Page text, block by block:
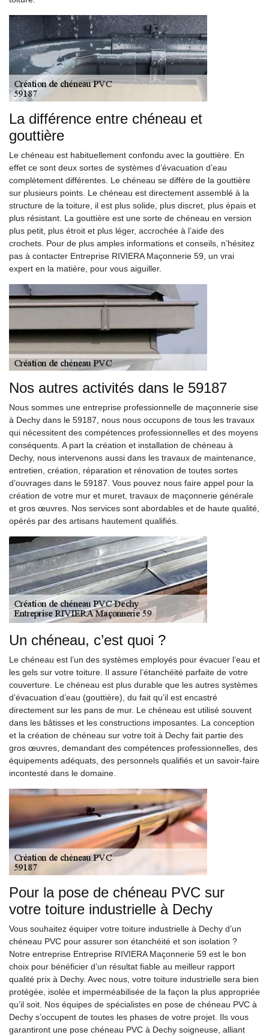
La différence entre chéneau et
gouttière
Le chéneau est habituellement confondu avec la gouttière. En
effet ce sont deux sortes de systèmes d’évacuation d’eau
complètement différentes. Le chéneau se diffère de la gouttière
sur plusieurs points. Le chéneau est directement assemblé à la
structure de la toiture, il est plus solide, plus discret, plus épais et
plus résistant. La gouttière est une sorte de chéneau en version
plus petit, plus étroit et plus léger, accrochée à l’aide des
crochets. Pour de plus amples informations et conseils, n’hésitez
pas à contacter Entreprise RIVIERA Maçonnerie 59, un vrai
expert en la matière, pour vous aiguiller.
Nos autres activités dans le 59187
Nous sommes une entreprise professionnelle de maçonnerie sise
à Dechy dans le 59187, nous nous occupons de tous les travaux
qui nécessitent des compétences professionnelles et des moyens
conséquents. A part la création et installation de chéneau à
Dechy, nous intervenons aussi dans les travaux de maintenance,
entretien, création, réparation et rénovation de toutes sortes
d’ouvrages dans le 59187. Vous pouvez nous faire appel pour la
création de votre mur et muret, travaux de maçonnerie générale
et gros œuvres. Nos services sont abordables et de haute qualité,
opérés par des artisans hautement qualifiés.
Un chéneau, c’est quoi ?
Le chéneau est l’un des systèmes employés pour évacuer l’eau et
les gels sur votre toiture. Il assure l’étanchéité parfaite de votre
couverture. Le chéneau est plus durable que les autres systèmes
d’évacuation d’eau (gouttière), du fait qu’il est encastré
directement sur les pans de mur. Le chéneau est utilisé souvent
dans les bâtisses et les constructions imposantes. La conception
et la création de chéneau sur votre toit à Dechy fait partie des
gros œuvres, demandant des compétences professionnelles, des
équipements adéquats, des personnels qualifiés et un savoir-faire
incontesté dans le domaine.
Pour la pose de chéneau PVC sur
votre toiture industrielle à Dechy
Vous souhaitez équiper votre toiture industrielle à Dechy d’un
chéneau PVC pour assurer son étanchéité et son isolation ?
Notre entreprise Entreprise RIVIERA Maçonnerie 59 est le bon
choix pour bénéficier d’un résultat fiable au meilleur rapport
qualité prix à Dechy. Avec nous, votre toiture industrielle sera bien
protégée, isolée et imperméabilisée de la façon la plus appropriée
qu’il soit. Nos équipes de spécialistes en pose de chéneau PVC à
Dechy s’occupent de toutes les phases de votre projet. Ils vous
garantiront une pose chéneau PVC à Dechy soigneuse, alliant